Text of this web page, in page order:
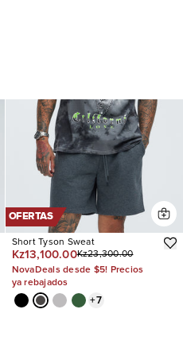
OFERTAS
Short Tyson Sweat
Kz13,100.00Kz23,300.00
NovaDeals desde $5! Precios
ya rebajados
+7